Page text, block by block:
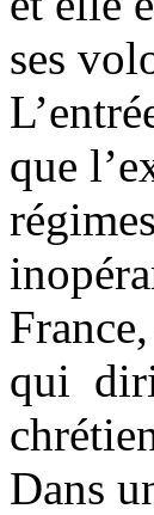
ses
que
qui
Dans